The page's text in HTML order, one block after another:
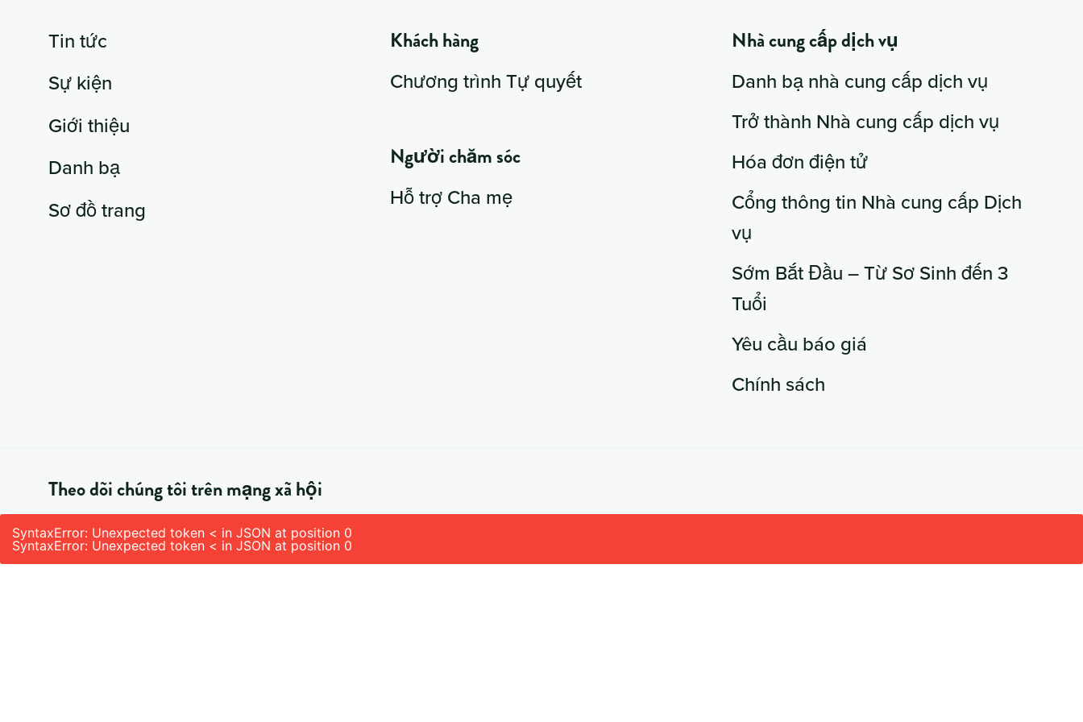
Tin tức
Sự kiện
Giới thiệu
Danh bạ
Sơ đồ trang
Khách hàng
Chương trình Tự quyết
Người chăm sóc
Hỗ trợ Cha mẹ
Nhà cung cấp dịch vụ
Danh bạ nhà cung cấp dịch vụ
Trở thành Nhà cung cấp dịch vụ
Hóa đơn điện tử
Cổng thông tin Nhà cung cấp Dịch
vụ
Sớm Bắt Đầu – Từ Sơ Sinh đến 3
Tuổi
Yêu cầu báo giá
Chính sách
Theo dõi chúng tôi trên mạng xã hội
SyntaxError: Unexpected token < in JSON at position 0
SyntaxError: Unexpected token < in JSON at position 0